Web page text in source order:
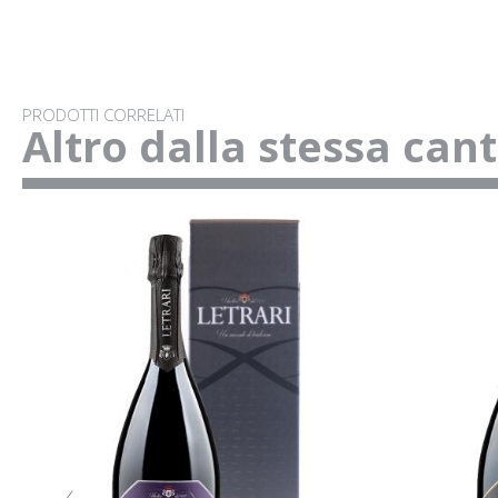
PRODOTTI CORRELATI
Altro dalla stessa